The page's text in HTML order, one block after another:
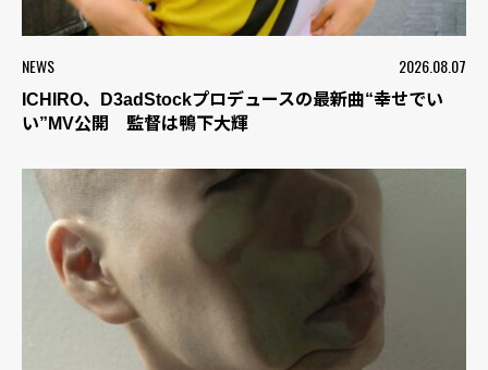
NEWS 2026.08.07
ICHIRO、D3adStockプロデュースの最新曲“幸せでい
い”MV公開 監督は鴨下大輝